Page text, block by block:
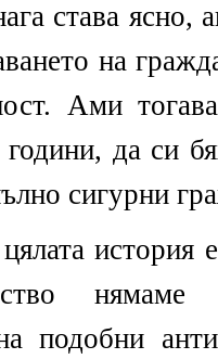
става ясно,
на
Ами
да си
сигурни
подобни